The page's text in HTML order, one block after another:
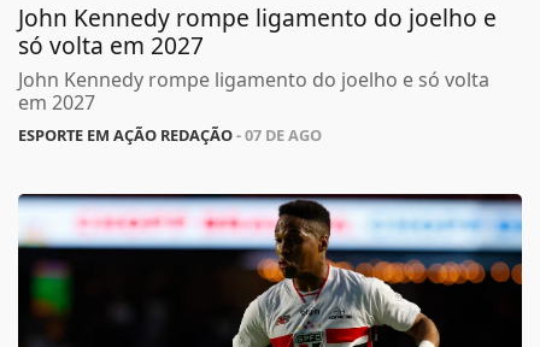
John Kennedy rompe ligamento do joelho e
só volta em 2027
John Kennedy rompe ligamento do joelho e só volta
em 2027
ESPORTE EM AÇÃO REDAÇÃO- 07 DE AGO